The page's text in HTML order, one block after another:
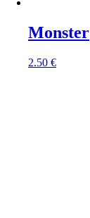
Monster
2.50 €